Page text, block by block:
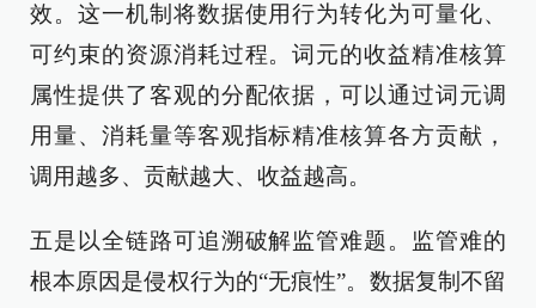
效。这一机制将数据使用行为转化为可量化、
可约束的资源消耗过程。词元的收益精准核算
属性提供了客观的分配依据，可以通过词元调
用量、消耗量等客观指标精准核算各方贡献，
调用越多、贡献越大、收益越高。
五是以全链路可追溯破解监管难题。监管难的
根本原因是侵权行为的“无痕性”。数据复制不留